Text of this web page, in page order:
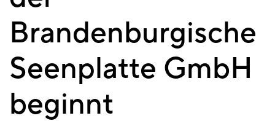
Brandenburgische
Seenplatte GmbH
beginnt